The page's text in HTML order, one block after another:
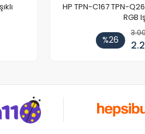
HP TPN-C167 TPN-
RGB
%26